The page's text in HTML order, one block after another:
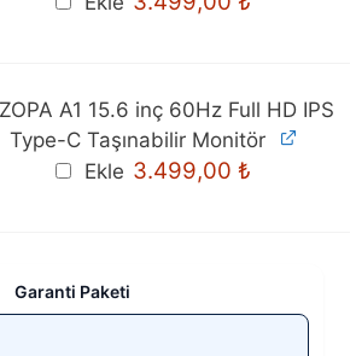
fiyat:
A1 15.6 inç 60Hz Full HD IPS
Type-C Taşınabilir Monitör
Ekle Orijinal
fiyat:
3.499,00 ₺Mevcut
Garanti Paketi